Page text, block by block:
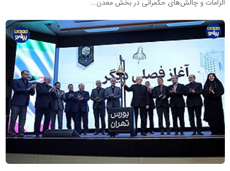
الزامات و چالش‌های حکمرانی در بخش معدن...
اطلاع
رسانی
معدن
پیشرو